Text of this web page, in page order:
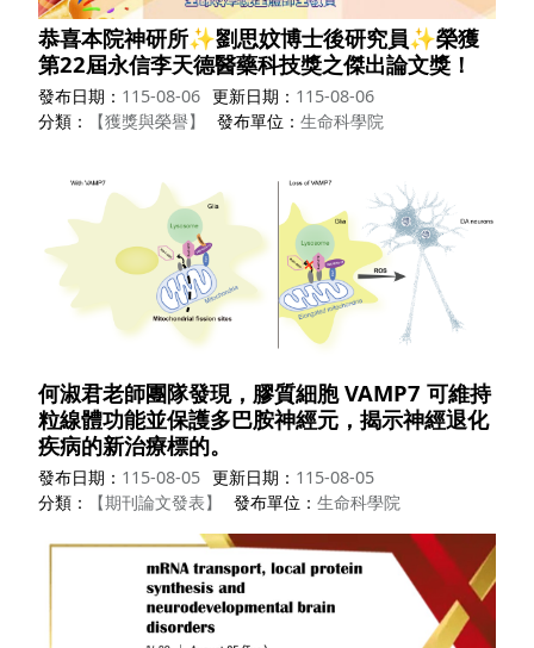
恭喜本院神研所✨劉思妏博士後研究員✨榮獲
第22屆永信李天德醫藥科技獎之傑出論文獎！
發布日期 115-08-06 更新日期
115-08-06
分類
【獲獎與榮譽】 發布單位 生命科學院
何淑君老師團隊發現，膠質細胞 VAMP7 可維持
粒線體功能並保護多巴胺神經元，揭示神經退化
疾病的新治療標的。
發布日期 115-08-05 更新日期
115-08-05
分類
【期刊論文發表】 發布單位 生命科學院